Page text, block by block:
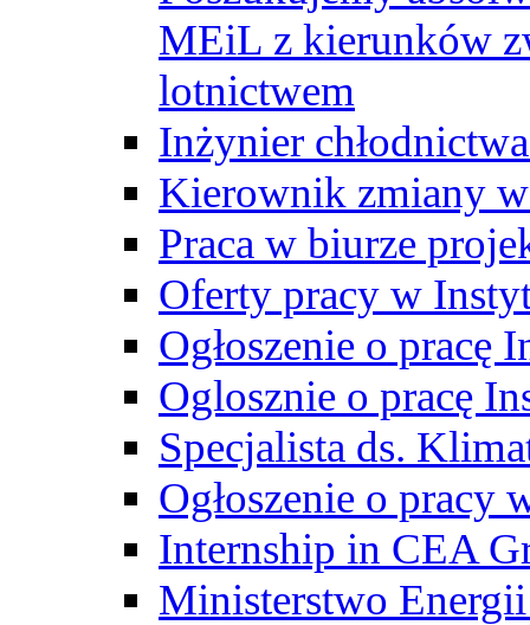
MEiL z kierunków
lotnictwem
Inżynier
Kierownik zmiany
Praca w biurze
Oferty pracy w
Ogłoszenie o pracę
Oglosznie o pracę
Specjalista ds.
Ogłoszenie o pracy
Internship in CEA
Ministerstwo